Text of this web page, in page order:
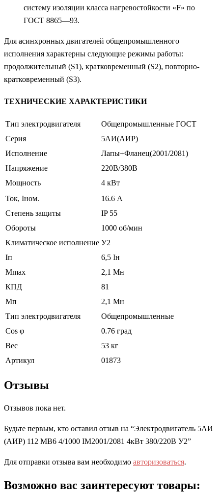
систему изоляции класса нагревостойкости «F» по
ГОСТ 8865—93.
Для асинхронных двигателей общепромышленного
исполнения характерны следующие режимы работы:
продолжительный (S1), кратковременный (S2), повторно-
кратковременный (S3).
ТЕХНИЧЕСКИЕ ХАРАКТЕРИСТИКИ
Тип электродвигателя
Общепромышленные ГОСТ
Серия
5АИ(АИР)
Исполнение
Лапы+Фланец(2001/2081)
Напряжение
220В/380В
Мощность
4 кВт
Ток, Iном.
16.6 А
Степень защиты
IP 55
Обороты
1000 об/мин
Климатическое исполнение У2
Iп
6,5 Iн
Mmax
2,1 Mн
КПД
81
Мп
2,1 Мн
Тип электродвигателя
Общепромышленные
Cos φ
0.76 град
Вес
53 кг
Артикул
01873
Отзывы
Отзывов пока нет.
Будьте первым, кто оставил отзыв на “Электродвигатель 5АИ
(АИР) 112 MВ6 4/1000 IM2001/2081 4кВт 380/220В У2”
Для отправки отзыва вам необходимо авторизоваться.
Возможно вас заинтересуют товары: